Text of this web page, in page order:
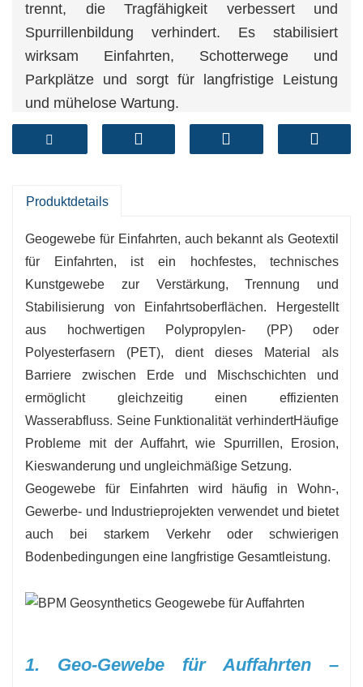
trennt, die Tragfähigkeit verbessert und
Spurrillenbildung verhindert. Es stabilisiert
wirksam Einfahrten, Schotterwege und
Parkplätze und sorgt für langfristige Leistung
und mühelose Wartung.
Wählen Sie BPM Geosynthetics Geo Fabric
- Über 20 Jahre Erfahrung in der Herstellung
- ISO-zertifizierte Fabrik mit strenger
Qualitätskontrolle
- Benutzerdefinierte Größen und GSM-Optionen
verfügbar
- Weltweite Lieferung und technischer Support
BPM Geosynthetics – Zuverlässige
Produktdetails
Geogewebe für Einfahrten, auch bekannt als Geotextil
für Einfahrten, ist ein hochfestes, technisches
Kunstgewebe zur Verstärkung, Trennung und
Stabilisierung von Einfahrtsoberflächen. Hergestellt
aus hochwertigen Polypropylen- (PP) oder
Polyesterfasern (PET), dient dieses Material als
Barriere zwischen Erde und Mischschichten und
ermöglicht gleichzeitig einen effizienten
Wasserabfluss. Seine Funktionalität verhindertHäufige
Probleme mit der Auffahrt, wie Spurrillen, Erosion,
Kieswanderung und ungleichmäßige Setzung.
Geogewebe für Einfahrten wird häufig in Wohn-,
Gewerbe- und Industrieprojekten verwendet und bietet
auch bei starkem Verkehr oder schwierigen
Bodenbedingungen eine langfristige Gesamtleistung.
1. Geo-Gewebe für Auffahrten –